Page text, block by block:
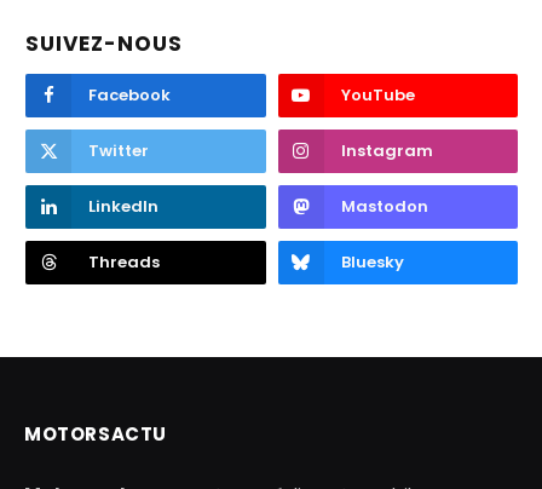
SUIVEZ-NOUS
Facebook YouTube
Twitter Instagram
LinkedIn Mastodon
Threads Bluesky
MOTORSACTU